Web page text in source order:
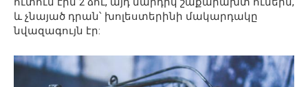
և չնայած դրան՝ խոլեստերինի մակարդակը
նվազագույն էր: